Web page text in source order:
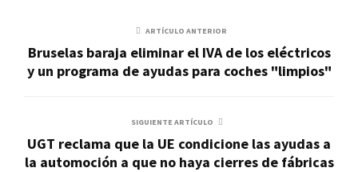
ARTÍCULO ANTERIOR
Bruselas baraja eliminar el IVA de los eléctricos
y un programa de ayudas para coches "limpios"
SIGUIENTE ARTÍCULO
UGT reclama que la UE condicione las ayudas a
la automoción a que no haya cierres de fábricas